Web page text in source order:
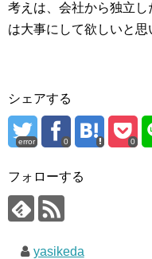
考えは、会社から独立
は大事にして欲しいと思
シェアする
error 0 0
フォローする
yasikeda